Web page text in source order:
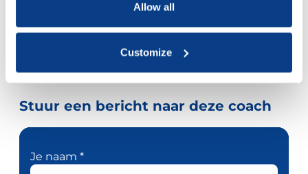
Allow all
Customize
mij ingezet bij coaching.
Ik help je graag bij je coachvraag: wat belemmert
verandering in jezelf en sta je meer in je kracht ?
Stuur een bericht naar deze coach
Je naam *